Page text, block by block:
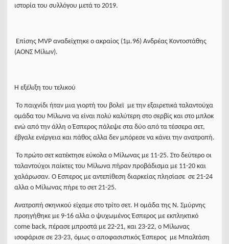
ιστορία του συλλόγου μετά το 2019.
Επίσης MVP αναδείχτηκε ο ακραίος (1μ.96) Ανδρέας Κοντοστάθης
(ΑΟΝΣ Μίλων).
Η εξέλιξη του τελικού
Το παιχνίδι ήταν μια γιορτή του βολεϊ με την εξαιρετικά ταλαντούχα
ομάδα του Μίλωνα να είναι πολύ καλύτερη στο σερβίς και στο μπλοκ
ενώ από την άλλη ο Έσπερος πάλεψε στα δύο από τα τέσσερα σετ,
έβγαλε ενέργεια και πάθος αλλα δεν μπόρεσε να κάνει την ανατροπή.
Το πρώτο σετ κατέκτησε εύκολα ο Μίλωνας με 11-25. Στο δεύτερο οι
ταλαντούχοι παίκτες του Μίλωνα πήραν προβάδισμα με 11-20 και
χαλάρωσαν. Ο Έσπερος με αντεπίθεση διαρκείας πλησίασε σε 21-24
αλλα ο Μίλωνας πήρε το σετ 21-25.
Ανατροπή σκηνικού είχαμε στο τρίτο σετ. Η ομάδα της Ν. Σμύρνης
προηγήθηκε με 9-16 αλλα ο ψυχωμένος Έσπερος με εκπληκτικό
come back, πέρασε μπροστά με 22-21, και 23-22, ο Μίλωνας
ισοφάρισε σε 23-23, όμως ο αποφασιστικός Έσπερος με Μπαλτάση